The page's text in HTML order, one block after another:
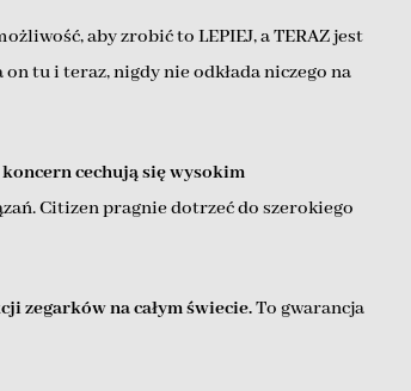
aby zrobić to LEPIEJ, a TERAZ jest
tu i teraz, nigdy nie odkłada niczego na
cechują się wysokim
Citizen pragnie dotrzeć do szerokiego
zegarków na całym świecie.To gwarancja